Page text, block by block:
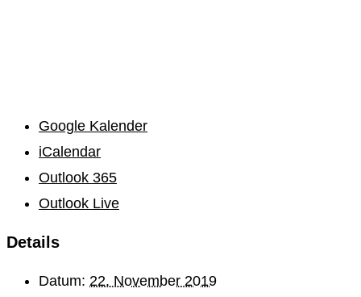
Google Kalender
iCalendar
Outlook 365
Outlook Live
Details
Datum: 22. November 2019